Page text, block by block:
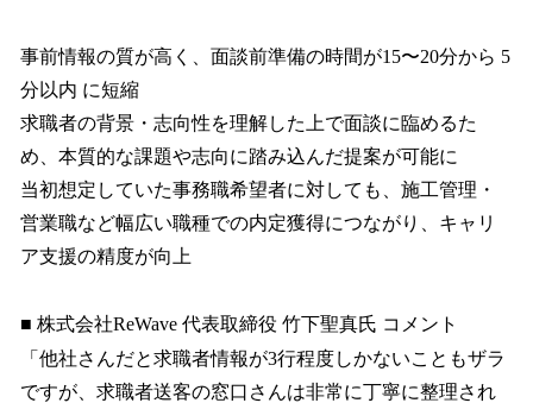
事前情報の質が高く、面談前準備の時間が15〜20分から 5
分以内 に短縮
求職者の背景・志向性を理解した上で面談に臨めるた
め、本質的な課題や志向に踏み込んだ提案が可能に
当初想定していた事務職希望者に対しても、施工管理・
営業職など幅広い職種での内定獲得につながり、キャリ
ア支援の精度が向上
■ 株式会社ReWave 代表取締役 竹下聖真氏 コメント
「他社さんだと求職者情報が3行程度しかないこともザラ
ですが、求職者送客の窓口さんは非常に丁寧に整理され